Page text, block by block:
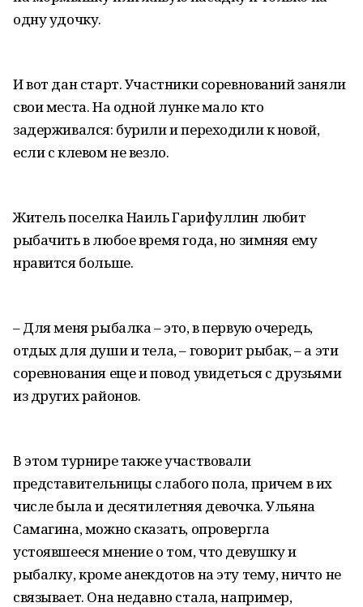
одну удочку.
И вот дан старт. Участники соревнований заняли
свои места. На одной лунке мало кто
задерживался: бурили и переходили к новой,
если с клевом не везло.
Житель поселка Наиль Гарифуллин любит
рыбачить в любое время года, но зимняя ему
нравится больше.
– Для меня рыбалка – это, в первую очередь,
отдых для души и тела, – говорит рыбак, – а эти
соревнования еще и повод увидеться с друзьями
из других районов.
В этом турнире также участвовали
представительницы слабого пола, причем в их
числе была и десятилетняя девочка. Ульяна
Самагина, можно сказать, опровергла
устоявшееся мнение о том, что девушку и
рыбалку, кроме анекдотов на эту тему, ничто не
связывает. Она недавно стала, например,